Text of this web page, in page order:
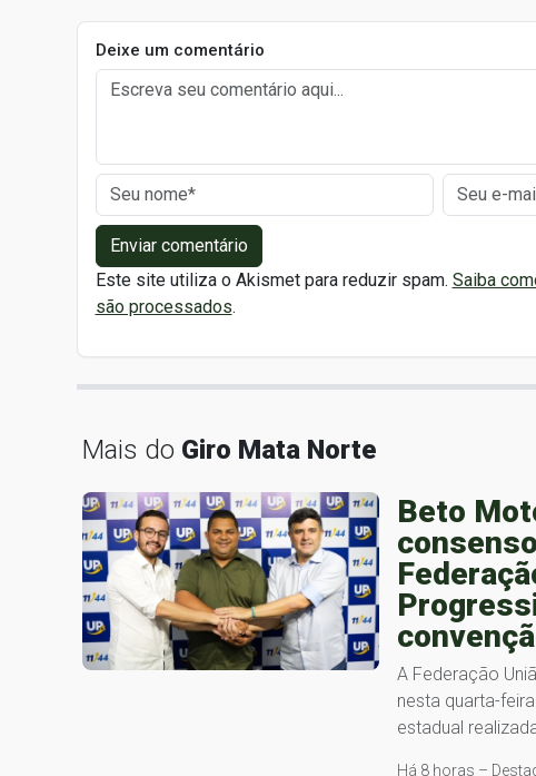
Deixe um comentário
Enviar comentário
Este site utiliza o Akismet para reduzir spam. Saiba
são processados.
Mais do Giro Mata Norte
Beto
A Federação
nesta quarta-
estadual
Há 8 horas –